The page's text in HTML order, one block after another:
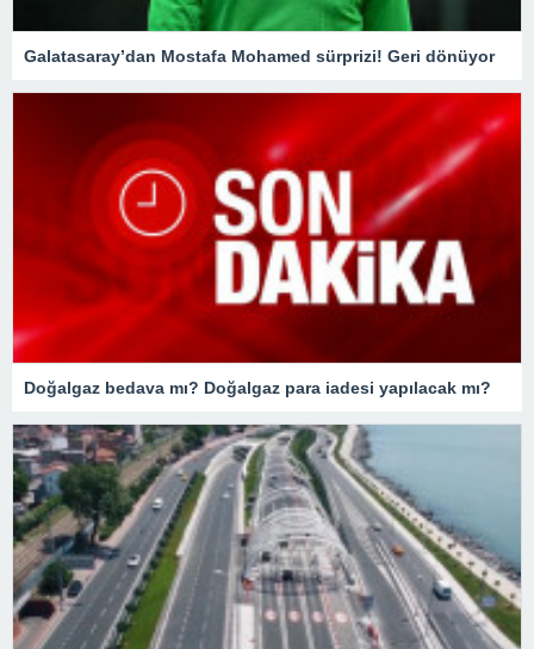
Galatasaray’dan Mostafa Mohamed sürprizi! Geri dönüyor
Doğalgaz bedava mı? Doğalgaz para iadesi yapılacak mı?